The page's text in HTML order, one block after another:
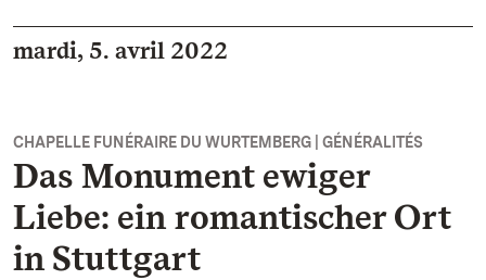
mardi, 5. avril 2022
CHAPELLE FUNÉRAIRE DU WURTEMBERG | GÉNÉRALITÉS
Das Monument ewiger
Liebe: ein romantischer Ort
in Stuttgart